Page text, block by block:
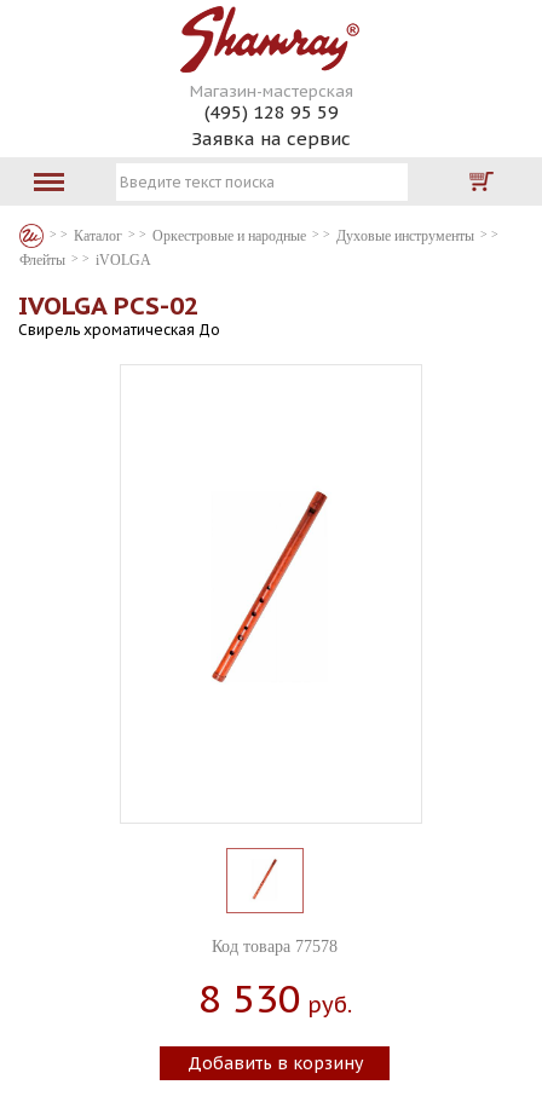
Магазин-мастерская
(495) 128 95 59
Заявка на сервис
Каталог Оркестровые и народные
Духовые инструменты
Флейты
iVOLGA
IVOLGA PCS-02
Свирель хроматическая До
Код товара 77578
8 530 Руб.
Добавить в корзину